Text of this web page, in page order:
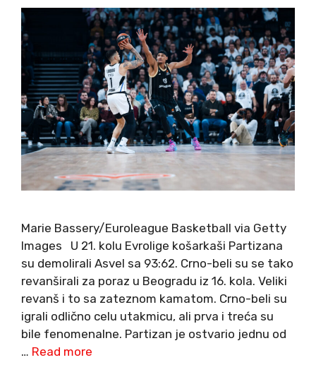
Marie Bassery/Euroleague Basketball via Getty
Images U 21. kolu Evrolige košarkaši Partizana
su demolirali Asvel sa 93:62. Crno-beli su se tako
revanširali za poraz u Beogradu iz 16. kola. Veliki
revanš i to sa zateznom kamatom. Crno-beli su
igrali odlično celu utakmicu, ali prva i treća su
bile fenomenalne. Partizan je ostvario jednu od
… Read more